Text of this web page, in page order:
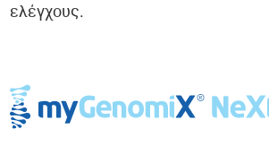
ελέγχους.